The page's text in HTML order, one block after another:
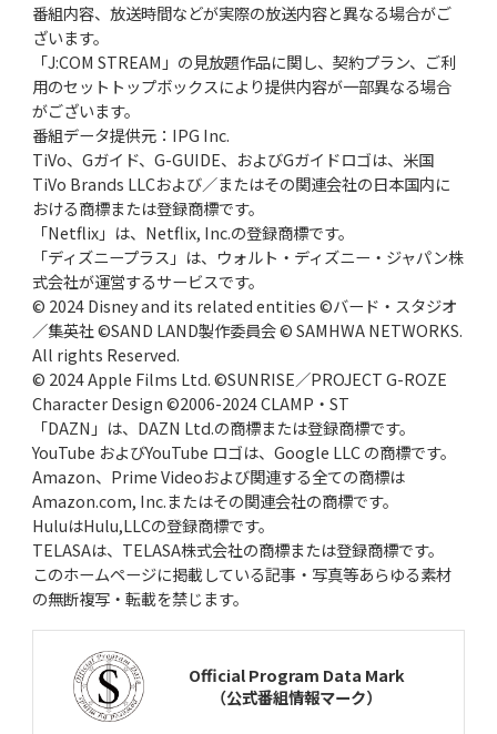
番組内容、放送時間などが実際の放送内容と異なる場合がご
ざいます。
「J:COM STREAM」の見放題作品に関し、契約プラン、ご利
用のセットトップボックスにより提供内容が一部異なる場合
がございます。
番組データ提供元：IPG Inc.
TiVo、Gガイド、G-GUIDE、およびGガイドロゴは、米国
TiVo Brands LLCおよび／またはその関連会社の日本国内に
おける商標または登録商標です。
「Netflix」は、Netflix, Inc.の登録商標です。
「ディズニープラス」は、ウォルト・ディズニー・ジャパン株
式会社が運営するサービスです。
© 2024 Disney and its related entities ©バード・スタジオ
／集英社 ©SAND LAND製作委員会 © SAMHWA NETWORKS.
All rights Reserved.
© 2024 Apple Films Ltd. ©SUNRISE／PROJECT G-ROZE
Character Design ©2006-2024 CLAMP・ST
「DAZN」は、DAZN Ltd.の商標または登録商標です。
YouTube およびYouTube ロゴは、Google LLC の商標です。
Amazon、Prime Videoおよび関連する全ての商標は
Amazon.com, Inc.またはその関連会社の商標です。
HuluはHulu,LLCの登録商標です。
TELASAは、TELASA株式会社の商標または登録商標です。
このホームページに掲載している記事・写真等あらゆる素材
の無断複写・転載を禁じます。
Official Program Data Mark
（公式番組情報マーク）